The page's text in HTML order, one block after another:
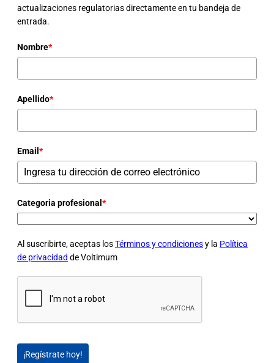
actualizaciones regulatorias directamente en tu bandeja de
entrada.
Nombre*
Apellido*
Email *
Categoria profesional *
Al suscribirte, aceptas losTérminos y condicionesy la Política
de privacidad de Voltimum
¡Regístrate hoy!